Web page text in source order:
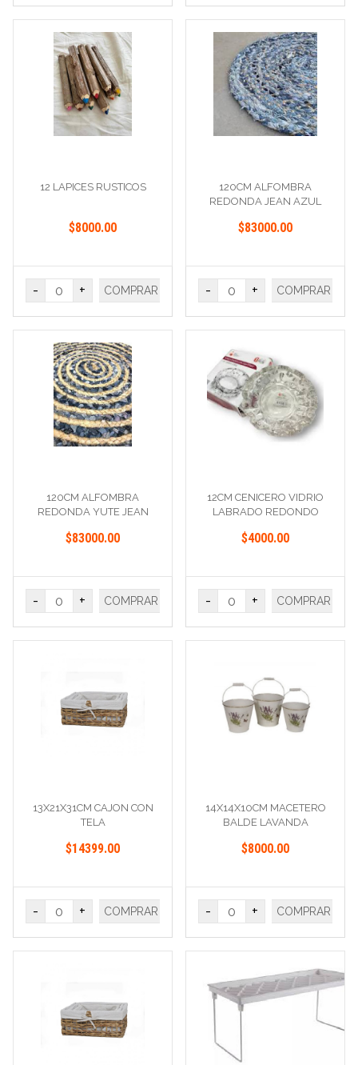
12 LAPICES RUSTICOS
$8000.00
- + COMPRAR
120CM ALFOMBRA
REDONDA JEAN AZUL
$83000.00
- + COMPRAR
120CM ALFOMBRA
REDONDA YUTE JEAN
$83000.00
- + COMPRAR
12CM CENICERO VIDRIO
LABRADO REDONDO
$4000.00
- + COMPRAR
13X21X31CM CAJON CON
TELA
$14399.00
- + COMPRAR
14X14X10CM MACETERO
BALDE LAVANDA
$8000.00
- + COMPRAR